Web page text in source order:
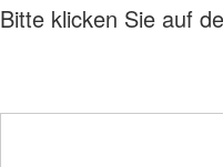
Bitte klicken Sie auf